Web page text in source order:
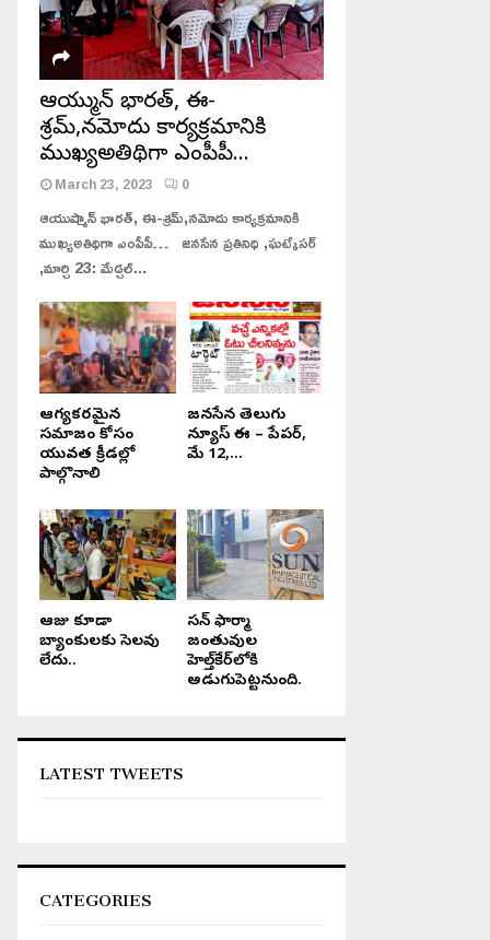
అయ్యప్పస్వామి దేవాలయం లో
అయ్యప్పలకు బిక్ష ప్రారంభం
మంగళగిరి-తాడేపల్లి మున్సిపల్
కార్పొరేషన్ రూ.1,785 కోట్ల బడ్జెట్
ఆమోదం
ఆయుష్మాన్ భారత్, ఈ-
శ్రమ్,నమోదు కార్యక్రమానికి
ముఖ్యఅతిథిగా ఎంపీపీ…
March 23, 2023 0
ఆయుష్మాన్ భారత్, ఈ-శ్రమ్,నమోదు కార్యక్రమానికి
ముఖ్యఅతిథిగా ఎంపీపీ… జనసేన ప్రతినిధి ,ఘట్కేసర్
,మార్చి 23: మేడ్చల్...
ఆరోగ్యకరమైన
సమాజం కోసం
యువత క్రీడల్లో
పాల్గొనాలి
జనసేన తెలుగు
న్యూస్ ఈ – పేపర్,
మే 12,...
ఆరోజు కూడా
బ్యాంకులకు సెలవు
లేదు..
సన్ ఫార్మా
జంతువుల
హెల్త్‌కేర్‌లోకి
అడుగుపెట్టనుంది.
LATEST TWEETS
CATEGORIES